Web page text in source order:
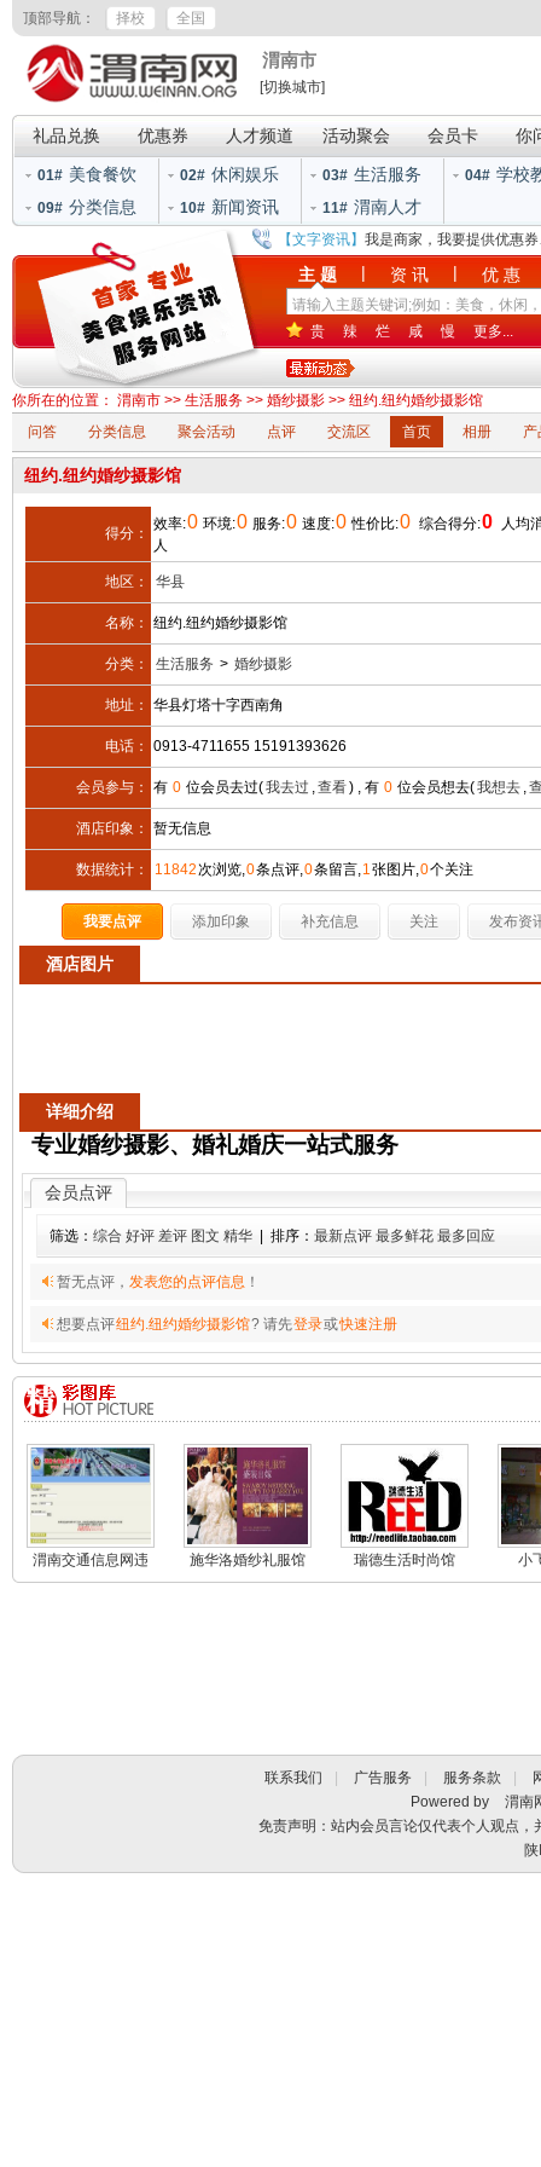
顶部导航： 择校 全国
渭南市
[切换城市]
礼品兑换 优惠券 人才频道 活动聚会 会员卡 你
01# 美食餐饮 02# 休闲娱乐 03# 生活服务 04# 学校
09# 分类信息 10# 新闻资讯 11# 渭南人才
【文字资讯】 我是商家，我要提供优惠
主 题 | 资 讯 | 优 惠
贵 辣 烂 咸 慢 更多...
你所在的位置： 渭南市 >> 生活服务 >> 婚纱摄影 >> 纽约.纽约婚纱摄影馆
问答
分类信息 聚会活动 点评 交流区 首页 相册 产
纽约.纽约婚纱摄影馆
得分：
效率:0 环境:0 服务:0 速度:0 性价比:0 综合得分:0 人均
人
地区： 华县
名称： 纽约.纽约婚纱摄影馆
分类： 生活服务 > 婚纱摄影
地址： 华县灯塔十字西南角
电话： 0913-4711655 15191393626
会员参与： 有 0 位会员去过(我去过 ,查看) , 有 0 位会员想去(我想去 ,
酒店印象： 暂无信息
数据统计： 11842 次浏览,0条点评,0条留言,1张图片,0个关注
我要点评 添加印象 补充信息 关注 发布资
酒店图片
详细介绍
专业婚纱摄影、婚礼婚庆一站式服务
会员点评
筛选： 综合 好评 差评 图文 精华 | 排序： 最新点评 最多鲜花 最多回应
暂无点评， 发表您的点评信息 ！
想要点评纽约.纽约婚纱摄影馆? 请先登录或快速注册
渭南交通信息网违
章查询系统
施华洛婚纱礼服馆 瑞德生活时尚馆 小
联系我们 广告服务 服务条款
Powered by
渭南
免责声明：站内会员言论仅代表个人观点